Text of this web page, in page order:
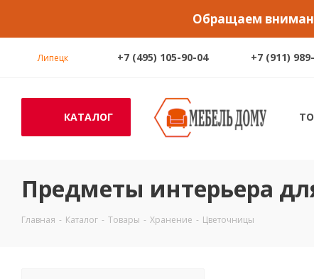
Обращаем
Липецк +7 (495) 105-90-04 +7 (911)
КАТАЛОГ
Предметы интерьера
Главная - Каталог - Товары - Хранение - Цветочницы